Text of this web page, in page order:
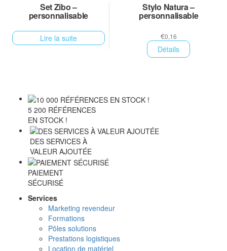
Set Zibo –
personnalisable
Lire la suite
Stylo Natura –
personnalisable
€0,16
Détails
5 200 RÉFÉRENCES
EN STOCK !
DES SERVICES À
VALEUR AJOUTÉE
PAIEMENT
SÉCURISÉ
Services
Marketing revendeur
Formations
Pôles solutions
Prestations logistiques
Location de matériel